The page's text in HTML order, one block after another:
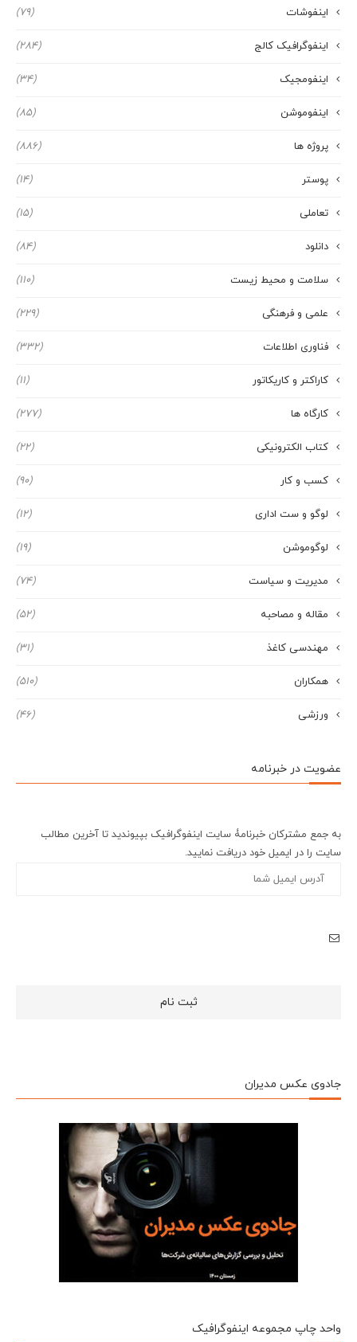
اینفوشات (79)
اینفوگرافیک کالج (284)
اینفومجیک (34)
اینفوموشن (85)
پروژه ها (886)
پوستر (14)
تعاملی (15)
دانلود (84)
سلامت و محیط زیست (110)
علمی و فرهنگی (229)
فناوری اطلاعات (332)
کاراکتر و کاریکاتور (11)
کارگاه ها (277)
کتاب الکترونیکی (22)
کسب و کار (90)
لوگو و ست اداری (12)
لوگوموشن (19)
مدیریت و سیاست (74)
مقاله و مصاحبه (52)
مهندسی کاغذ (31)
همکاران (510)
ورزشی (46)
عضویت در خبرنامه
به جمع مشترکان خبرنامۀ سایت اینفوگرافیک بپیوندید تا آخرین مطالب
سایت را در ایمیل خود دریافت نمایید.
جادوی عکس مدیران
واحد چاپ مجموعه اینفوگرافیک